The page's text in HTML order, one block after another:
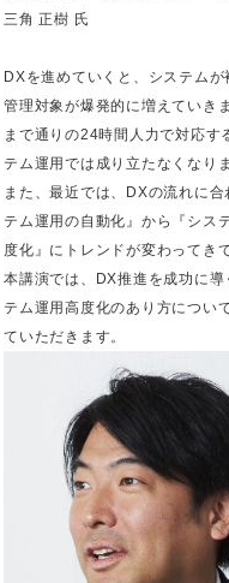
三角 正樹 氏
DXを進めていくと、システムが
管理対象が爆発的に増えていき
まで通りの24時間人力で対応す
テム運用では成り立たなくなりま
また、最近では、DXの流れに合
テム運用の自動化』から『シス
度化』にトレンドが変わってき
本講演では、DX推進を成功に導
テム運用高度化のあり方につい
ていただきます。